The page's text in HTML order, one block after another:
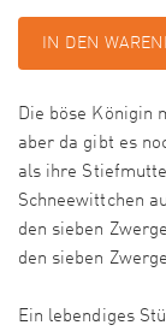
IN DEN
Die böse Königin
aber da gibt es
als ihre
Schneewittchen
den sieben
den sieben
Ein lebendiges